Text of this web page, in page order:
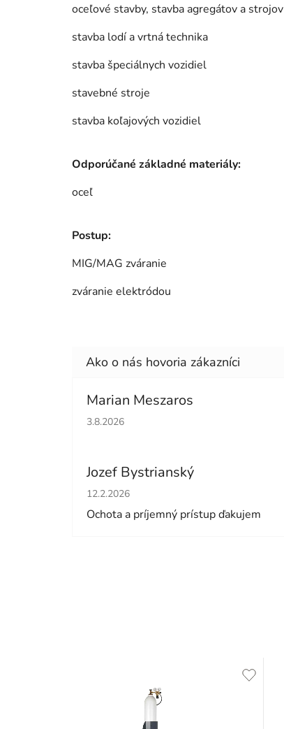
oceľové stavby, stavba agregátov a strojov
stavba lodí a vrtná technika
stavba špeciálnych vozidiel
stavebné stroje
stavba koľajových vozidiel
Odporúčané základné materiály:
oceľ
Postup:
MIG/MAG zváranie
zváranie elektródou
Marian Meszaros
Hodnotenie obchodu je 5 z 5 hviezdičiek.
3.8.2026
Jozef Bystrianský
Hodnotenie obchodu je 5 z 5 hviezdičiek.
12.2.2026
Ochota a príjemný prístup ďakujem